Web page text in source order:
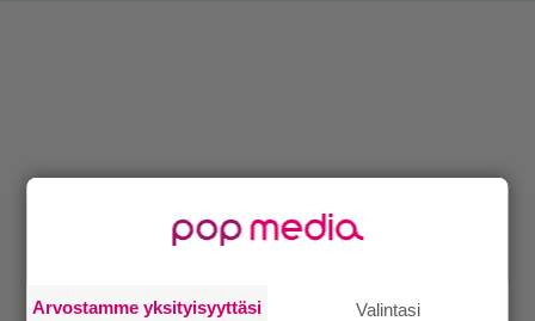
Arvostamme yksityisyyttäsi Valintasi